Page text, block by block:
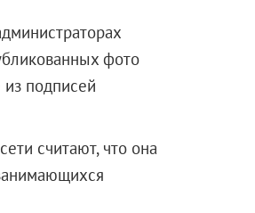
фото
подписей
считают, что она